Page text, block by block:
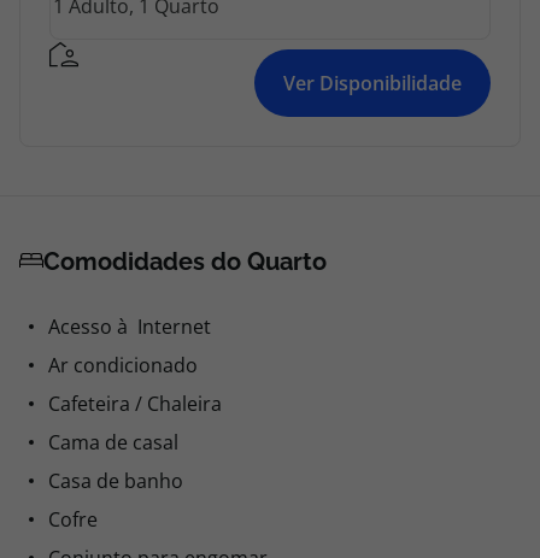
Ver Disponibilidade
Comodidades do Quarto
Acesso à Internet
Ar condicionado
Cafeteira / Chaleira
Cama de casal
Casa de banho
Cofre